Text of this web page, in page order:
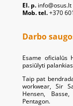
El. p.info@osus.lt
Mob. tel.+370
Darbo
Esame oficialūs
pasiūlyti
Taip pat
workwear, Sir
Hensen,
Pentagon.